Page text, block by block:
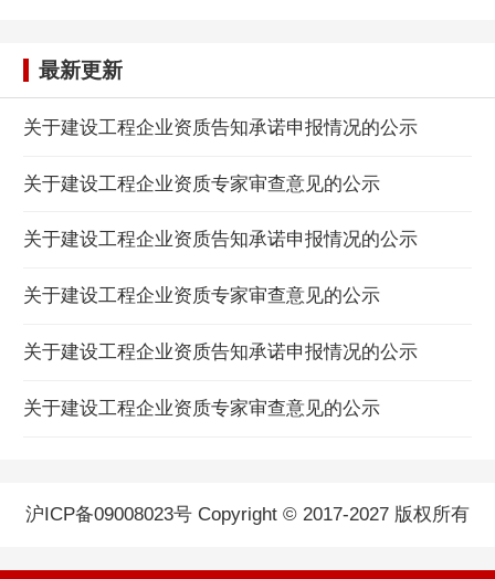
最新更新
关于建设工程企业资质告知承诺申报情况的公示
关于建设工程企业资质专家审查意见的公示
关于建设工程企业资质告知承诺申报情况的公示
关于建设工程企业资质专家审查意见的公示
关于建设工程企业资质告知承诺申报情况的公示
关于建设工程企业资质专家审查意见的公示
沪ICP备09008023号 Copyright © 2017-2027 版权所有